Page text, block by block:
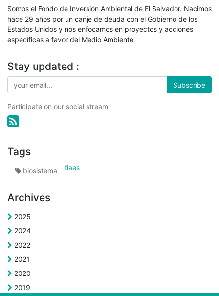
Somos el Fondo de Inversión Ambiental de El Salvador. Nacimos
hace 29 años por un canje de deuda con el Gobierno de los
Estados Unidos y nos enfocamos en proyectos y acciones
específicas a favor del Medio Ambiente
Stay updated :
Subscribe
Participate on our social stream.
Tags
biosistema fiaes
Archives
2025
2024
2022
2021
2020
2019